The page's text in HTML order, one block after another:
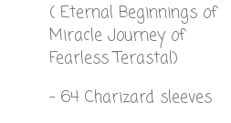
( Eternal Beginnings of
Miracle Journey of
Fearless Terastal)
- 64 Charizard sleeves